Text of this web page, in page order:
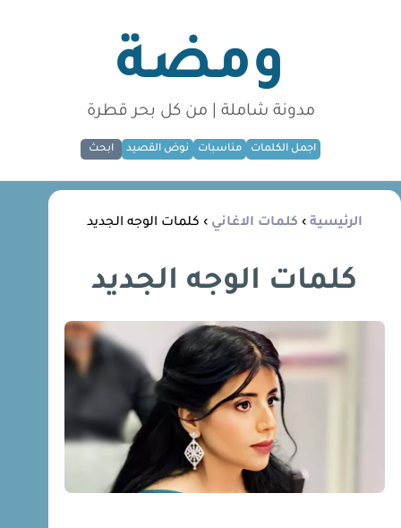
ومضة
مدونة شاملة | من كل بحر قطرة
اجمل الكلمات مناسبات نوض القصيد ابحث
الرئيسية › كلمات الاغاني › كلمات الوجه الجديد
كلمات الوجه الجديد